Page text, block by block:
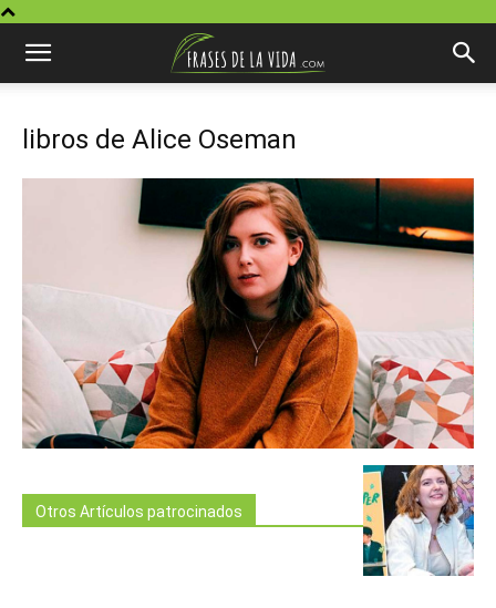
libros de Alice Oseman
Otros Artículos patrocinados